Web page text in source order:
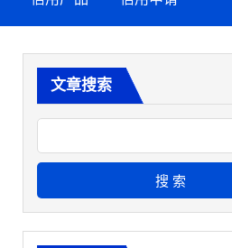
文章搜索